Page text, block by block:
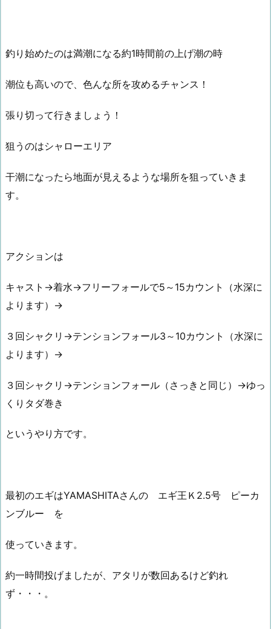
釣り始めたのは満潮になる約1時間前の上げ潮の時
潮位も高いので、色んな所を攻めるチャンス！
張り切って行きましょう！
狙うのはシャローエリア
干潮になったら地面が見えるような場所を狙っていきま
す。
アクションは
キャスト→着水→フリーフォールで5～15カウント（水深に
よります）→
３回シャクリ→テンションフォール3～10カウント（水深に
よります）→
３回シャクリ→テンションフォール（さっきと同じ）→ゆっ
くりタダ巻き
というやり方です。
最初のエギはYAMASHITAさんの エギ王Ｋ2.5号 ピーカ
ンブルー を
使っていきます。
約一時間投げましたが、アタリが数回あるけど釣れ
ず・・・。